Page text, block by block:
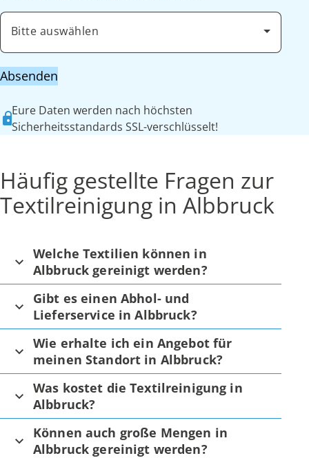
Bitte auswählen
Absenden
Eure Daten werden nach höchsten
Sicherheitsstandards SSL-verschlüsselt!
Häufig gestellte Fragen zur
Textilreinigung in Albbruck
Welche Textilien können in
Albbruck gereinigt werden?
Gibt es einen Abhol- und
Lieferservice in Albbruck?
Wie erhalte ich ein Angebot für
meinen Standort in Albbruck?
Was kostet die Textilreinigung in
Albbruck?
Können auch große Mengen in
Albbruck gereinigt werden?